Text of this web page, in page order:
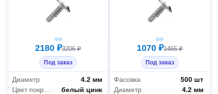
2180 ₽3206 ₽
Под заказ
Диаметр
4.2 мм
белый цинк
1070 ₽1466 ₽
Под заказ
Фасовка
500 шт
Диаметр
4.2 мм